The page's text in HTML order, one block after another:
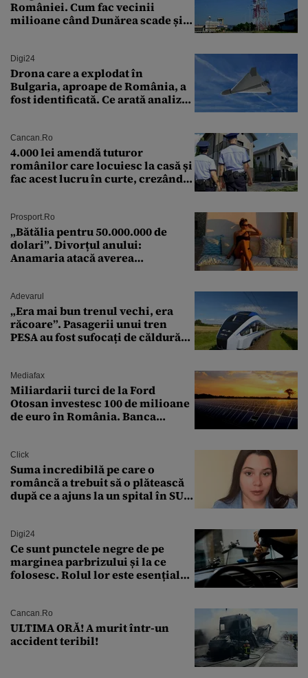
României. Cum fac vecinii
milioane când Dunărea scade și
Digi24
Drona care a explodat în
Bulgaria, aproape de România, a
fost identificată. Ce arată analiza
Cancan.ro
4.000 lei amendă tuturor
românilor care locuiesc la casă și
fac acest lucru în curte, crezând
Prosport.ro
„Bătălia pentru 50.000.000 de
dolari”. Divorțul anului:
Anamaria atacă averea
Adevarul
„Era mai bun trenul vechi, era
răcoare”. Pasagerii unui tren
PESA au fost sufocați de căldură
Mediafax
Miliardarii turci de la Ford
Otosan investesc 100 de milioane
de euro în România. Banca
Click
Suma incredibilă pe care o
româncă a trebuit să o plătească
după ce a ajuns la un spital în SUA:
Digi24
Ce sunt punctele negre de pe
marginea parbrizului și la ce
folosesc. Rolul lor este esențial
Cancan.ro
ULTIMA ORĂ! A murit într-un
accident teribil!